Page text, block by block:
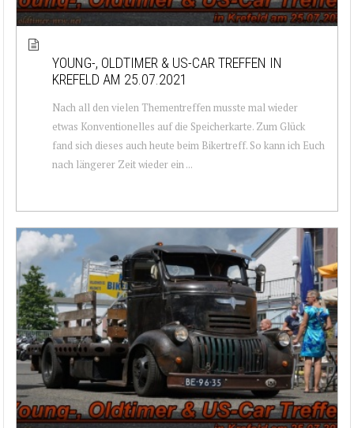
YOUNG-, OLDTIMER & US-CAR TREFFEN IN
KREFELD AM 25.07.2021
Nach all den vielen Thementreffen musste mal wieder
etwas Konventionelles auf die Speicherkarte. Zum Glück
fand sich dieses auch heute beim Bikertreff. So kann ich Euch
nach längerer Zeit wieder ein ...